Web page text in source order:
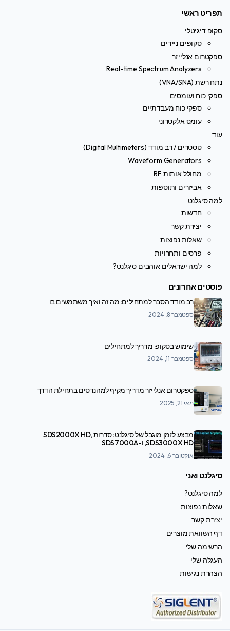
תפריט ראשי
סקופ דיגיטלי
סקופים ניידים
ספקטרום אנלייזר
Real-time Spectrum Analyzers
נתח רשת (VNA/SNA)
ספקי כוח ועומסים
ספקי כוח מעבדתיים
עומס אלקטרוני
עוד
טסטרים / רב מודד (Digital Multimeters)
Waveform Generators
מחולל אותות RF
אביזרים ותוספות
למה סיגלנט
חדשות
יצירת קשר
שאלות נפוצות
פרסים ותחרויות
למה ישראלים אוהבים סיגלנט?
פוסטים אחרונים
רב מודד הסבר למתחילים: מה זה ואיך משתמשים בו
ספטמבר 8, 2024
שימוש בסקופ: מדריך למתחילים
ספטמבר 11, 2024
ספקטרום אנלייזר מדריך מקיף למהנדסים בתחילת הדרך
מאי 21, 2025
מבצע לזמן מוגבל של סיגלנט: סדרות SDS2000X HD,
SDS3000X HD, ו-SDS7000A
אוקטובר 6, 2024
סיגלנט ואני
למה סיגלנט?
שאלות נפוצות
יצירת קשר
דף השוואת מוצרים
הרשימה שלי
העגלה שלי
הצהרת נגישות